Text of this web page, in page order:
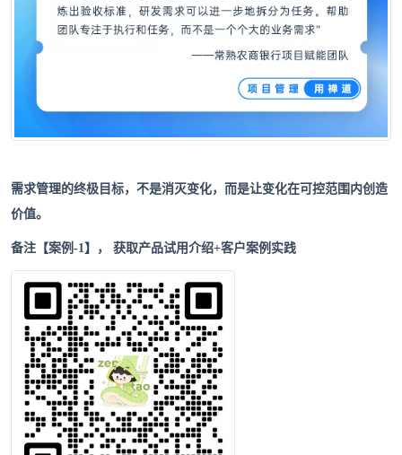
需求管理的终极目标，不是消灭变化，而是让变化在可控范围内创造
价值。
备注【案例-1】， 获取产品试用介绍+客户案例实践